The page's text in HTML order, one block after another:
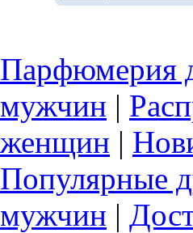
Парфюмерия
мужчин |
женщин |
Популярные
мужчин |